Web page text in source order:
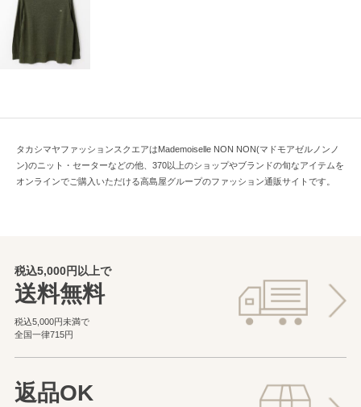
タカシマヤファッションスクエアはMademoiselle NON NON(マドモアゼルノンノ
ン)のニット・セーターなどの他、370以上のショップやブランドの旬なアイテムを
オンラインでご購入いただける高島屋グループのファッション通販サイトです。
税込5,000円以上で
送料無料
税込5,000円未満で
全国一律715円
返品OK